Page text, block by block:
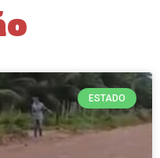
ESTADO